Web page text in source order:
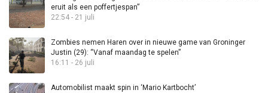
eruit als een poffertjespan”
22:54 - 21 juli
Zombies nemen Haren over in nieuwe game van Groninger
Justin (29): “Vanaf maandag te spelen”
16:11 - 26 juli
Automobilist maakt spin in ‘Mario Kartbocht’